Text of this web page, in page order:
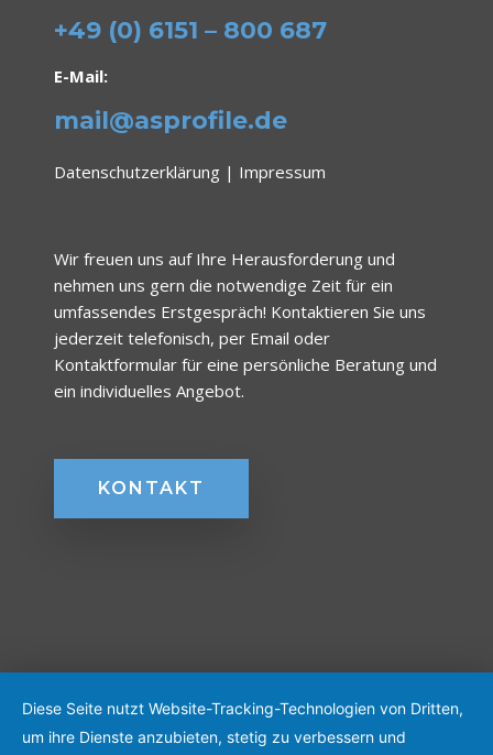
+49 (0) 6151 – 800 687
E-Mail:
mail@asprofile.de
Datenschutzerklärung | Impressum
Wir freuen uns auf Ihre Herausforderung und
nehmen uns gern die notwendige Zeit für ein
umfassendes Erstgespräch! Kontaktieren Sie uns
jederzeit telefonisch, per Email oder
Kontaktformular für eine persönliche Beratung und
ein individuelles Angebot.
KONTAKT
Diese Seite nutzt Website-Tracking-Technologien von Dritten,
um ihre Dienste anzubieten, stetig zu verbessern und